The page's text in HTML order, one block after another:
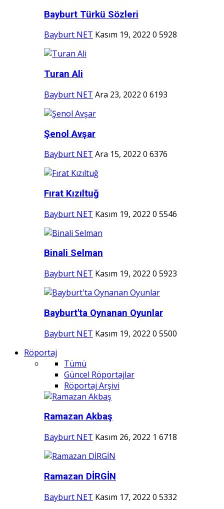
Bayburt Türkü Sözleri
Bayburt NET Kasım 19, 2022 0 5928
Turan Ali
Bayburt NET Ara 23, 2022 0 6193
Şenol Avşar
Bayburt NET Ara 15, 2022 0 6376
Fırat Kızıltuğ
Bayburt NET Kasım 19, 2022 0 5546
Binali Selman
Bayburt NET Kasım 19, 2022 0 5923
Bayburt'ta Oynanan Oyunlar
Bayburt NET Kasım 19, 2022 0 5500
Röportaj
Tümü
Güncel Röportajlar
Röportaj Arşivi
Ramazan Akbaş
Bayburt NET Kasım 26, 2022 1 6718
Ramazan DİRGİN
Bayburt NET Kasım 17, 2022 0 5332